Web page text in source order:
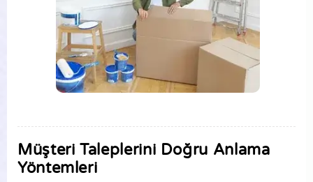
Müşteri Taleplerini Doğru Anlama
Yöntemleri